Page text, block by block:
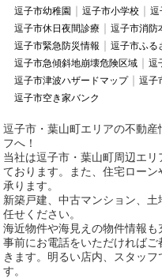
逗子市幼稚園
逗子市小学校 逗
逗子市休日夜間診療
逗子市消防
逗子市緊急防災情報
逗子市ふる
逗子市急傾斜地崩壊危険区域
逗
逗子市津波ハザードマップ
逗子
逗子市空き家バンク
逗子市・葉山町エリアの不動
フへ！
当社は逗子市・葉山町周辺エ
ております。また、住宅ロー
承ります。
新築戸建、中古マンション、
任せください。
海近物件や海見えの物件情報も
事前にお電話をいただければ
きます。明るい店内、スタッ
す。